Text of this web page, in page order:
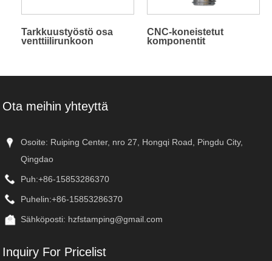
Tarkkuustyöstö osa
venttiilirunkoon
CNC-koneistetut
komponentit
Ota meihin yhteyttä
Osoite: Ruiping Center, nro 27, Hongqi Road, Pingdu City,
Qingdao
Puh:+86-15853286370
Puhelin:+86-15853286370
Sähköposti: hzfstamping@gmail.com
Inquiry For Pricelist